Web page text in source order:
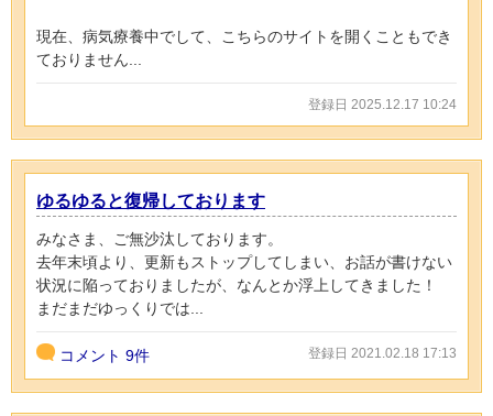
現在、病気療養中でして、こちらのサイトを開くこともでき
ておりません...
登録日 2025.12.17 10:24
ゆるゆると復帰しております
みなさま、ご無沙汰しております。
去年末頃より、更新もストップしてしまい、お話が書けない
状況に陥っておりましたが、なんとか浮上してきました！
まだまだゆっくりでは...
コメント 9件 登録日 2021.02.18 17:13